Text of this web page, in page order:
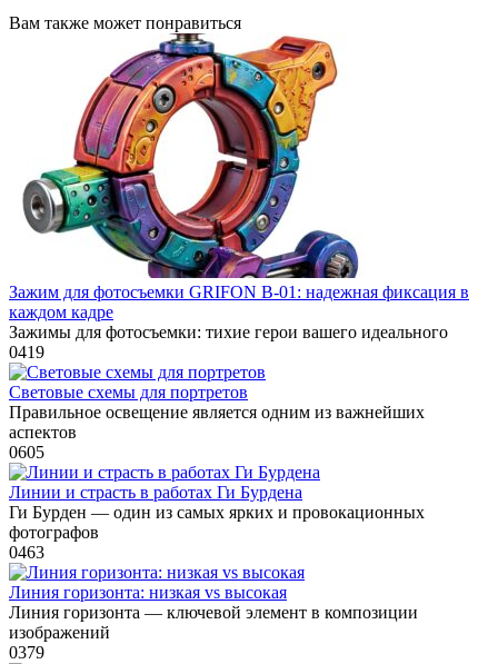
Вам также может понравиться
Зажим для фотосъемки GRIFON B-01: надежная фиксация в
каждом кадре
Зажимы для фотосъемки: тихие герои вашего идеального
0419
Световые схемы для портретов
Правильное освещение является одним из важнейших
аспектов
0605
Линии и страсть в работах Ги Бурдена
Ги Бурден — один из самых ярких и провокационных
фотографов
0463
Линия горизонта: низкая vs высокая
Линия горизонта — ключевой элемент в композиции
изображений
0379